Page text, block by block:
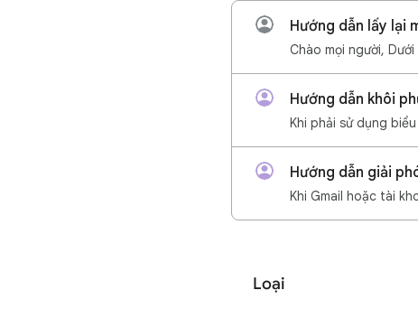
Hướng dẫn lấy lại
Hướng dẫn khôi
Hướng dẫn giải
Loại